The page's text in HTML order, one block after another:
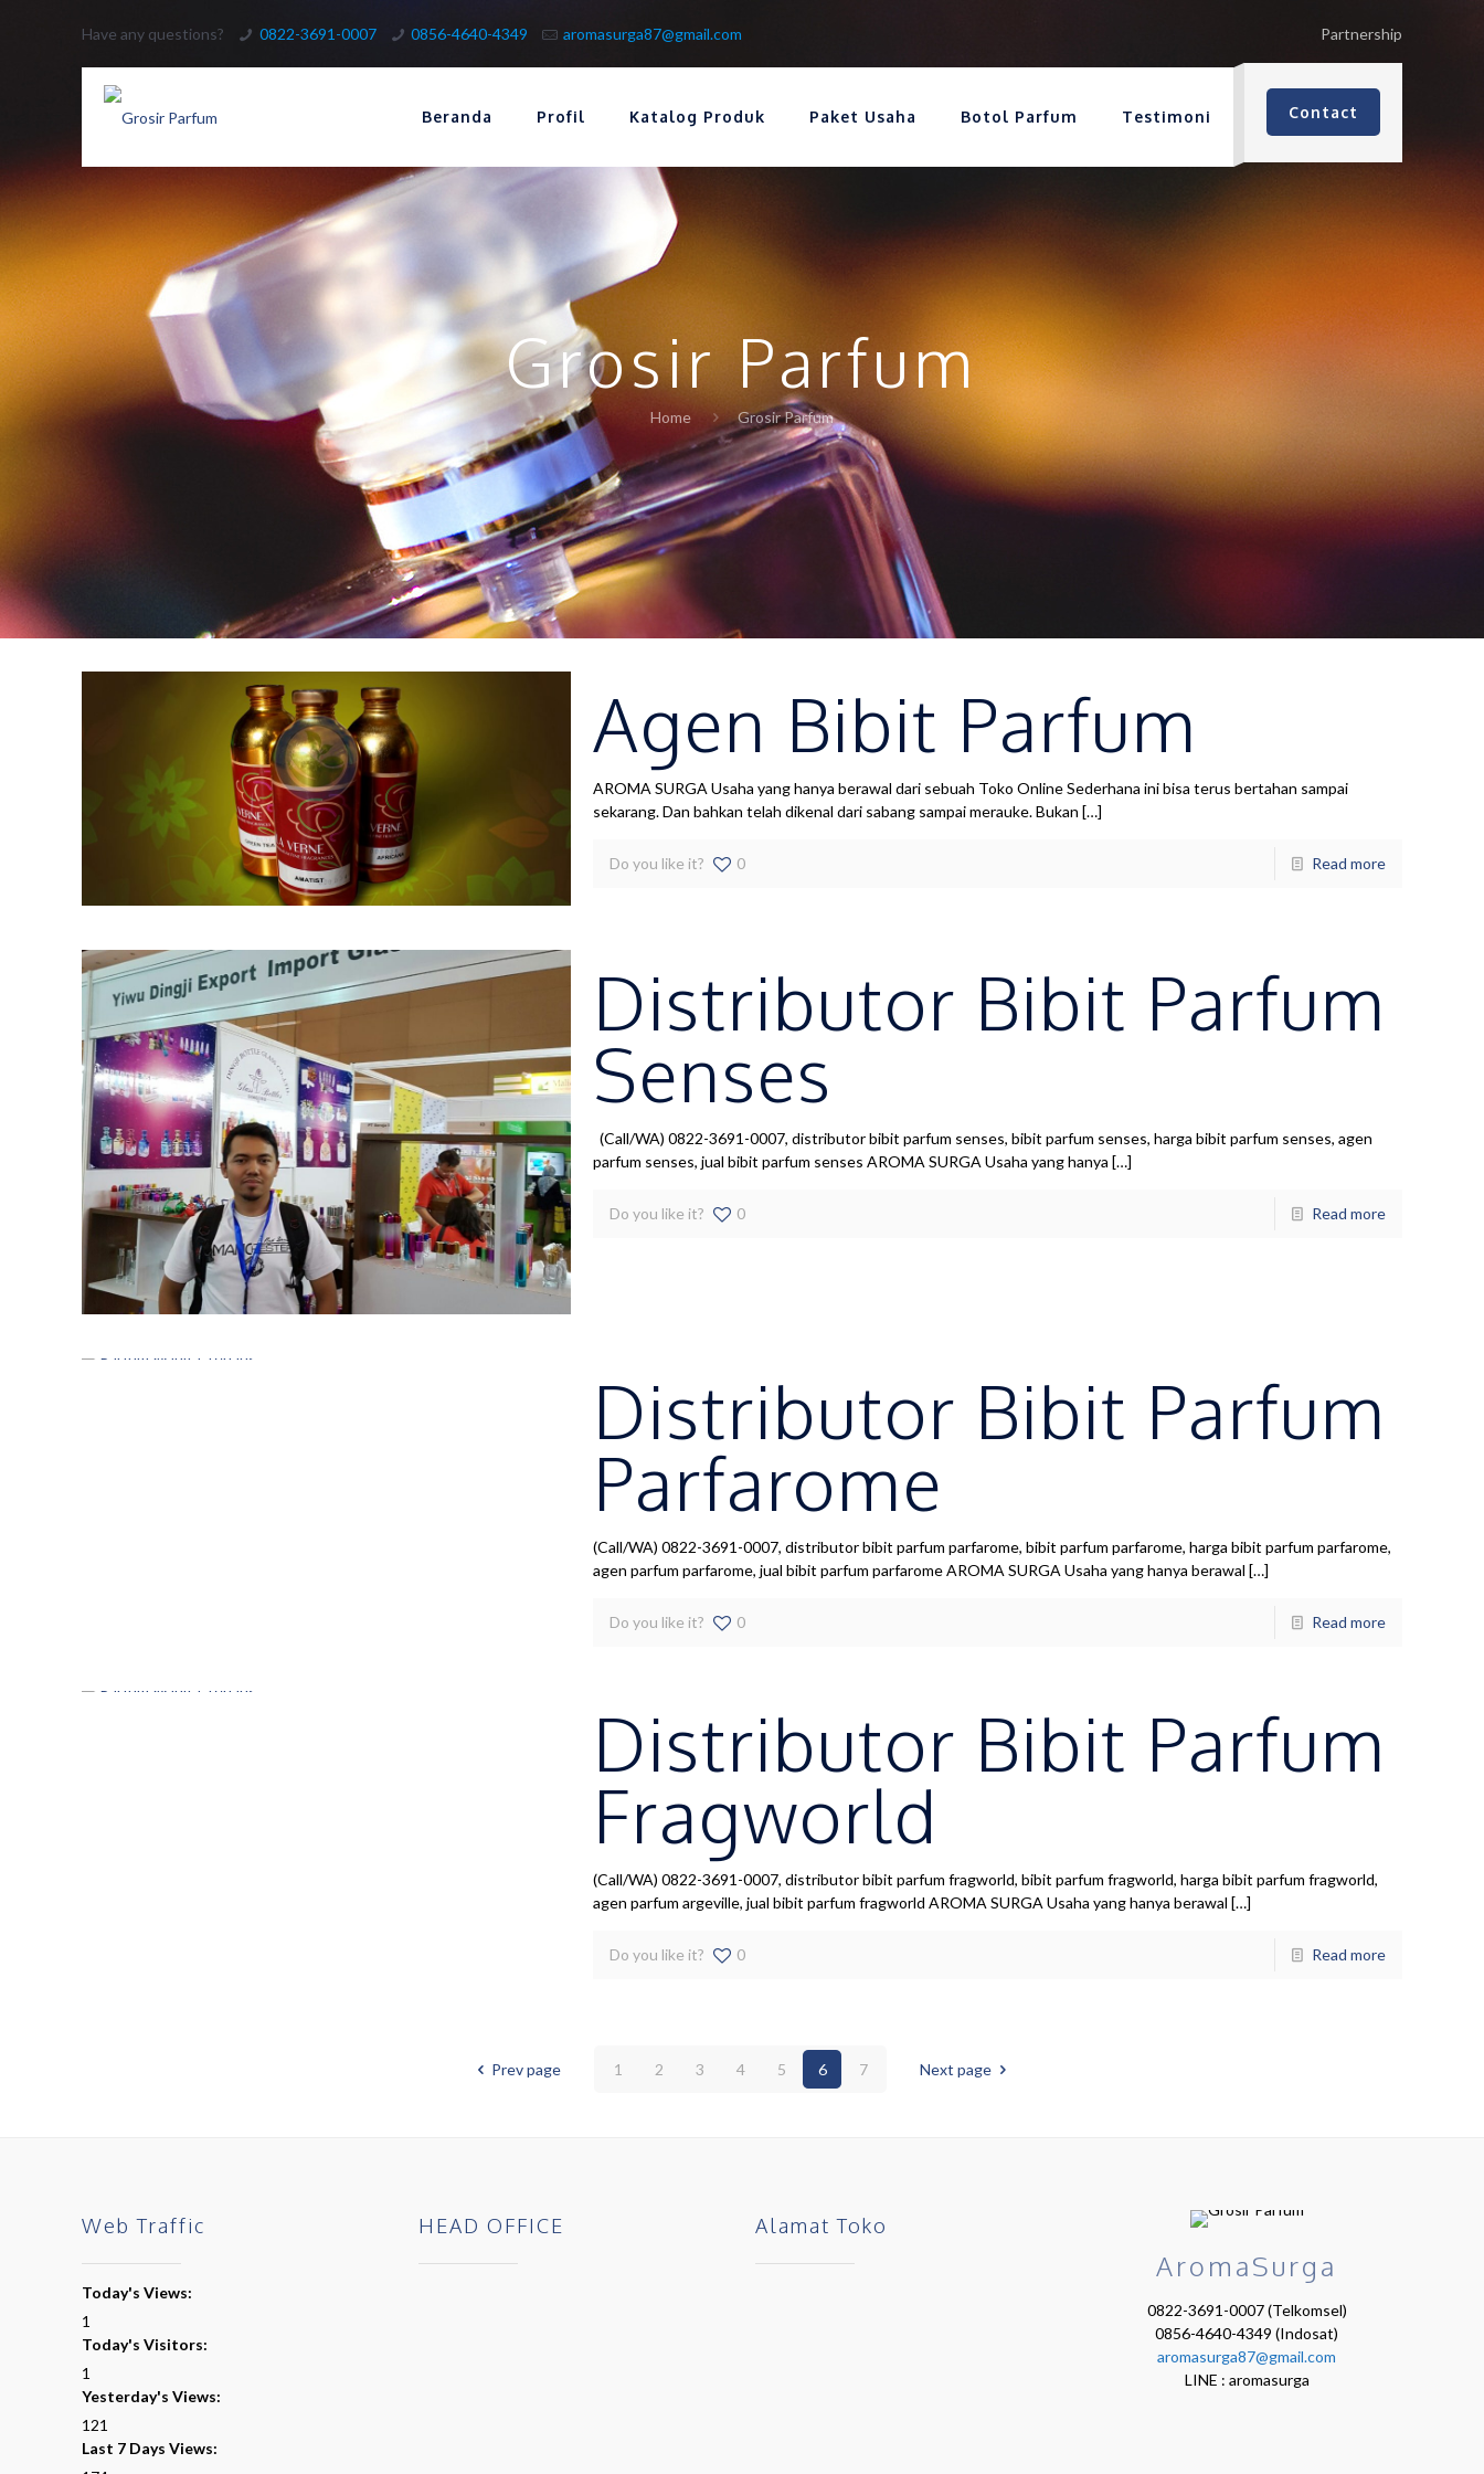
Have any questions? 0822-3691-0007 0856-4640-4349 aromasurga87@gmail.com Partnership
Beranda Profil Katalog Produk Paket Usaha Botol Parfum Testimoni Contact
Grosir Parfum
Home Grosir Parfum
Agen Bibit Parfum
AROMA SURGA Usaha yang hanya berawal dari sebuah Toko Online Sederhana ini bisa terus bertahan sampai
sekarang. Dan bahkan telah dikenal dari sabang sampai merauke. Bukan […]
Do you like it? 0 Read more
Distributor Bibit Parfum
Senses
(Call/WA) 0822-3691-0007, distributor bibit parfum senses, bibit parfum senses, harga bibit parfum senses, agen
parfum senses, jual bibit parfum senses AROMA SURGA Usaha yang hanya […]
Do you like it? 0 Read more
Distributor Bibit Parfum
Parfarome
(Call/WA) 0822-3691-0007, distributor bibit parfum parfarome, bibit parfum parfarome, harga bibit parfum parfarome,
agen parfum parfarome, jual bibit parfum parfarome AROMA SURGA Usaha yang hanya berawal […]
Do you like it? 0 Read more
Distributor Bibit Parfum
Fragworld
(Call/WA) 0822-3691-0007, distributor bibit parfum fragworld, bibit parfum fragworld, harga bibit parfum fragworld,
agen parfum argeville, jual bibit parfum fragworld AROMA SURGA Usaha yang hanya berawal […]
Do you like it? 0 Read more
Prev page 1 2 3 4 5 6 7 Next page
Web Traffic
Today's Views:
1
Today's Visitors:
1
Yesterday's Views:
121
Last 7 Days Views:
HEAD OFFICE Alamat Toko
AromaSurga
0822-3691-0007 (Telkomsel)
0856-4640-4349 (Indosat)
aromasurga87@gmail.com
LINE : aromasurga